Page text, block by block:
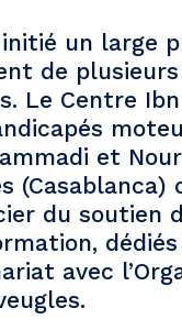
un large
de
Le Centre
et
du soutien
avec